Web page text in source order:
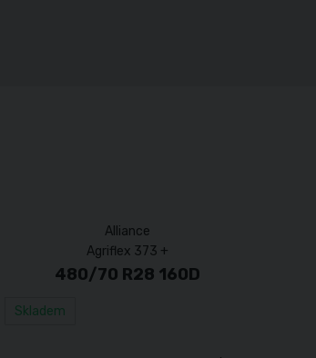
Alliance
Agriflex 373 +
480/70 R28 160D
Skladem